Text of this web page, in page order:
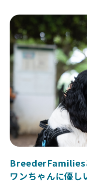
BreederFamilies
ワンちゃんに優し